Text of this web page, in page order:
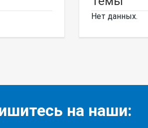
Нет данных.
на наши: